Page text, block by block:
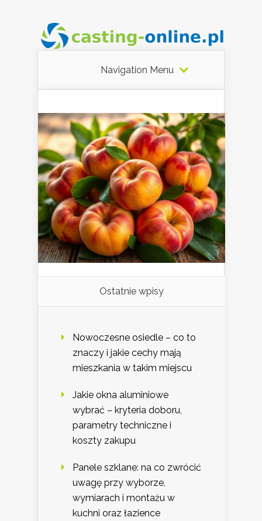
Navigation Menu
Ostatnie wpisy
Nowoczesne osiedle – co to
znaczy i jakie cechy mają
mieszkania w takim miejscu
Jakie okna aluminiowe
wybrać – kryteria doboru,
parametry techniczne i
koszty zakupu
Panele szklane: na co zwrócić
uwagę przy wyborze,
wymiarach i montażu w
kuchni oraz łazience